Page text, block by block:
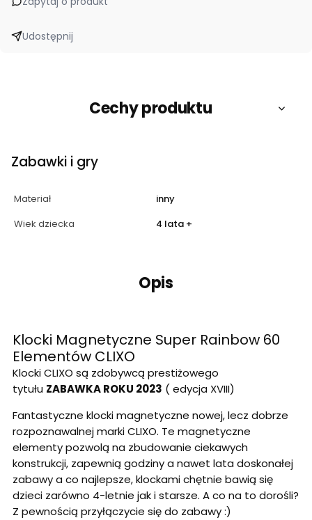
Udostępnij
Cechy produktu
Zabawki i gry
Materiał
inny
Wiek dziecka
4 lata +
Opis
Klocki Magnetyczne Super Rainbow 60
Elementów CLIXO
Klocki CLIXO są zdobywcą prestiżowego
tytułu ZABAWKA ROKU 2023 ( edycja XVIII)
Fantastyczne klocki magnetyczne nowej, lecz dobrze
rozpoznawalnej marki CLIXO. Te magnetyczne
elementy pozwolą na zbudowanie ciekawych
konstrukcji, zapewnią godziny a nawet lata doskonałej
zabawy a co najlepsze, klockami chętnie bawią się
dzieci zarówno 4-letnie jak i starsze. A co na to dorośli?
Z pewnością przyłączycie się do zabawy :)